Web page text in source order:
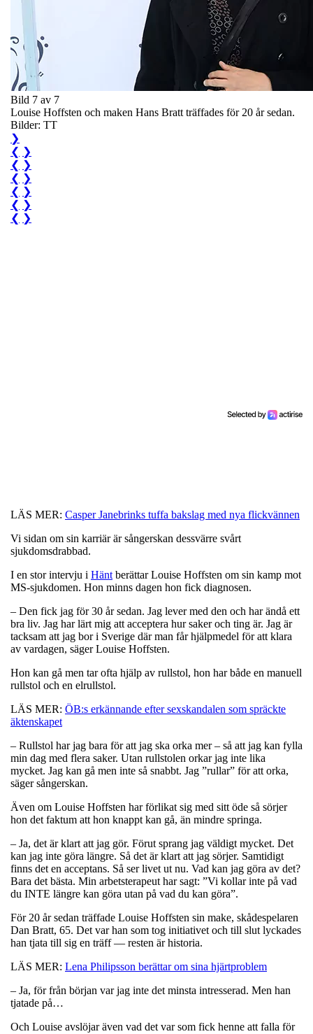
Bild 7 av 7
Louise Hoffsten och maken Hans Bratt träffades för 20 år sedan.
Bilder: TT
❯
❮ ❯
❮ ❯
❮ ❯
❮ ❯
❮ ❯
❮ ❯
LÄS MER: Casper Janebrinks tuffa bakslag med nya flickvännen
Vi sidan om sin karriär är sångerskan dessvärre svårt
sjukdomsdrabbad.
I en stor intervju i Hänt berättar Louise Hoffsten om sin kamp mot
MS-sjukdomen. Hon minns dagen hon fick diagnosen.
– Den fick jag för 30 år sedan. Jag lever med den och har ändå ett
bra liv. Jag har lärt mig att acceptera hur saker och ting är. Jag är
tacksam att jag bor i Sverige där man får hjälpmedel för att klara
av vardagen, säger Louise Hoffsten.
Hon kan gå men tar ofta hjälp av rullstol, hon har både en manuell
rullstol och en elrullstol.
LÄS MER: ÖB:s erkännande efter sexskandalen som spräckte
äktenskapet
– Rullstol har jag bara för att jag ska orka mer – så att jag kan fylla
min dag med flera saker. Utan rullstolen orkar jag inte lika
mycket. Jag kan gå men inte så snabbt. Jag ”rullar” för att orka,
säger sångerskan.
Även om Louise Hoffsten har förlikat sig med sitt öde så sörjer
hon det faktum att hon knappt kan gå, än mindre springa.
– Ja, det är klart att jag gör. Förut sprang jag väldigt mycket. Det
kan jag inte göra längre. Så det är klart att jag sörjer. Samtidigt
finns det en acceptans. Så ser livet ut nu. Vad kan jag göra av det?
Bara det bästa. Min arbetsterapeut har sagt: ”Vi kollar inte på vad
du INTE längre kan göra utan på vad du kan göra”.
För 20 år sedan träffade Louise Hoffsten sin make, skådespelaren
Dan Bratt, 65. Det var han som tog initiativet och till slut lyckades
han tjata till sig en träff — resten är historia.
LÄS MER: Lena Philipsson berättar om sina hjärtproblem
– Ja, för från början var jag inte det minsta intresserad. Men han
tjatade på…
Och Louise avslöjar även vad det var som fick henne att falla för